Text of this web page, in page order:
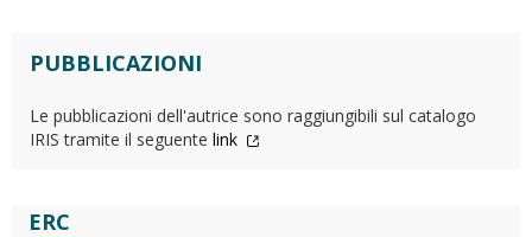
PUBBLICAZIONI
Le pubblicazioni dell'autrice sono raggiungibili sul catalogo
IRIS tramite il seguente link
ERC